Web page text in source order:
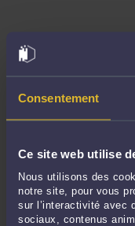
Consentement
Ce site web utilise
Nous utilisons des
notre site, pour vous
sur l’interactivité avec
sociaux, contenus
Commentaires
Pas de contribution,